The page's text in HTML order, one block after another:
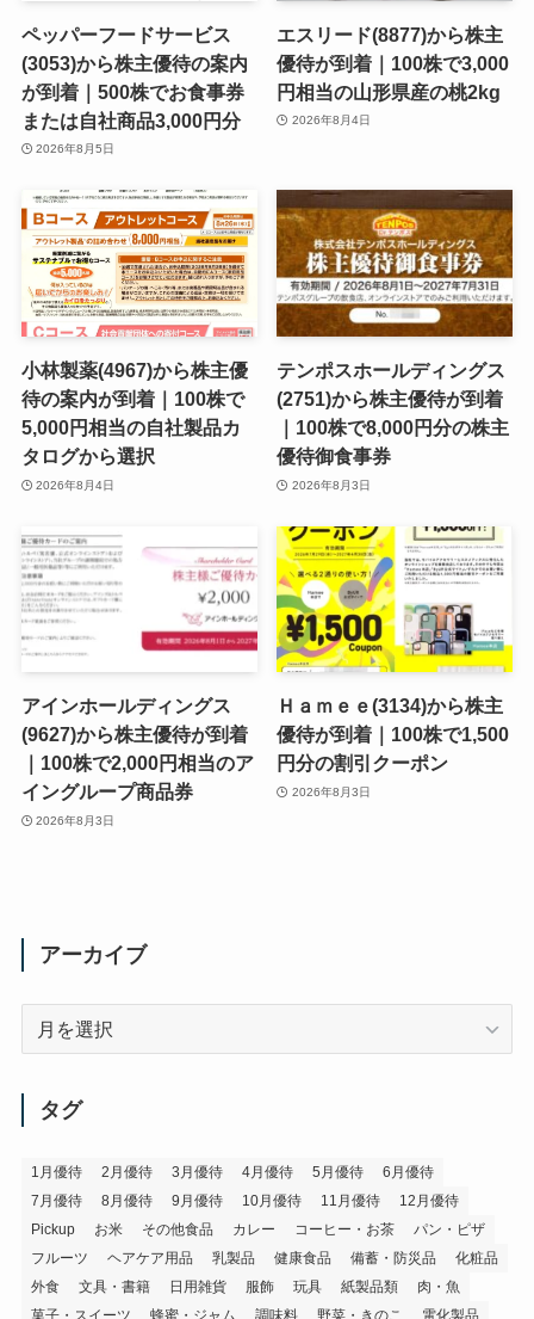
ペッパーフードサービス
(3053)から株主優待の案内
が到着｜500株でお食事券
または自社商品3,000円分
2026年8月5日
エスリード(8877)から株主
優待が到着｜100株で3,000
円相当の山形県産の桃2kg
2026年8月4日
小林製薬(4967)から株主優
待の案内が到着｜100株で
5,000円相当の自社製品カ
タログから選択
2026年8月4日
テンポスホールディングス
(2751)から株主優待が到着
｜100株で8,000円分の株主
優待御食事券
2026年8月3日
アインホールディングス
(9627)から株主優待が到着
｜100株で2,000円相当のア
イングループ商品券
2026年8月3日
Ｈａｍｅｅ(3134)から株主
優待が到着｜100株で1,500
円分の割引クーポン
2026年8月3日
アーカイブ
タグ
1月優待 2月優待 3月優待 4月優待 5月優待
6月優待
7月優待
8月優待 9月優待 10月優待 11月優待
12月優待
Pickup
お米 その他食品 カレー コーヒー・お茶
パン・ピザ
フルーツ
ヘアケア用品 乳製品 健康食品 備蓄・防災品
化粧品
外食
文具・書籍 日用雑貨 服飾 玩具 紙製品類
肉・魚